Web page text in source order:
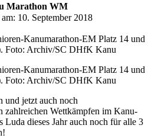
Marathon WM
10. September 2018
Kanumarathon-EM Platz 14 und
Foto: Archiv/SC DHfK Kanu
Kanumarathon-EM Platz 14 und
Foto: Archiv/SC DHfK Kanu
und jetzt auch noch
zahlreichen Wettkämpfen im Kanu-
dieses Jahr auch noch für alle 3